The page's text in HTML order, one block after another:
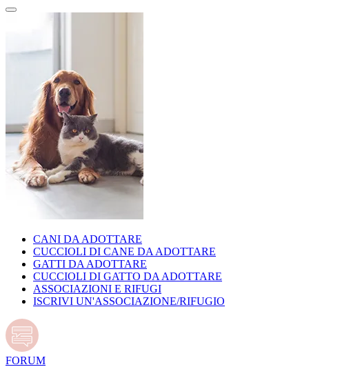
CANI DA ADOTTARE
CUCCIOLI DI CANE DA ADOTTARE
GATTI DA ADOTTARE
CUCCIOLI DI GATTO DA ADOTTARE
ASSOCIAZIONI E RIFUGI
ISCRIVI UN'ASSOCIAZIONE/RIFUGIO
FORUM